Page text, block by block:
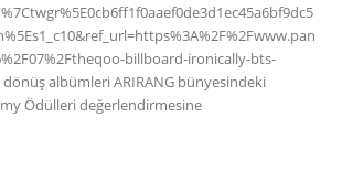
billboard-ironically-bts-
dönüş albümleri ARIRANG bünyesindeki
Ödülleri değerlendirmesine